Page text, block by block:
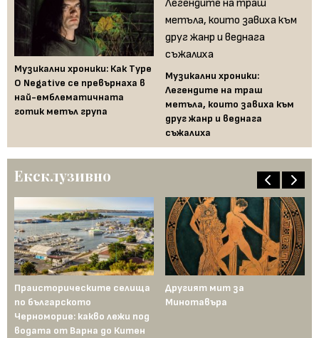
Музикални хроники: Как Type
O Negative се превърнаха в
най-емблематичната
готик метъл група
Музикални хроники:
Легендите на траш
метъла, които завиха към
друг жанр и веднага
съжалиха
Ексклузивно
Праисторическите селища
по българското
Черноморие: какво лежи под
водата от Варна до Китен
Другият мит за
Минотавъра